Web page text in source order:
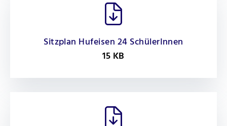
Sitzplan Hufeisen 24 SchülerInnen
15 KB